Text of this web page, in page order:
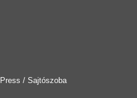
Press / Sajtószoba